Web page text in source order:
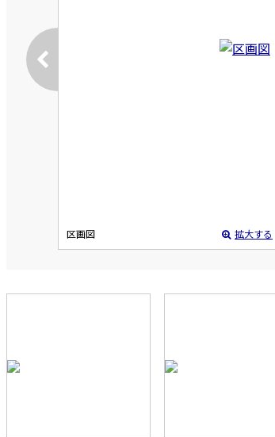
区画図 拡大する